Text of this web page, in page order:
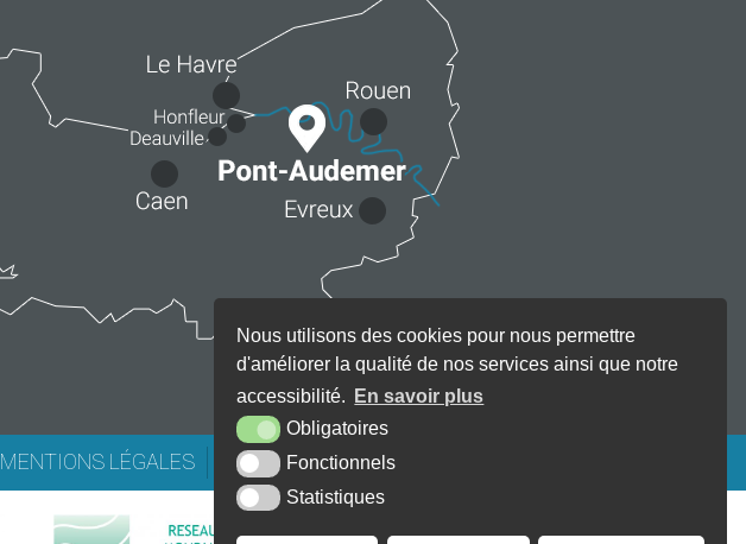
Nous utilisons des cookies pour nous permettre
d'améliorer la qualité de nos services ainsi que notre
accessibilité.
En savoir plus
Obligatoires
Fonctionnels
Statistiques
MENTIONS LÉGALES KREA3